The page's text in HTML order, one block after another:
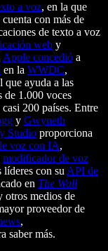
a voz, en la que
con más de
de texto a voz
web y
Apple concedió a
en la WWDC,
que ayuda a las
de 1.000 voces
200 países. Entre
y Gwyneth
Studio proporciona
voz con IA,
modificador de voz
con su API de
en The Wall
otros medios de
proveedor de
,
saber más.